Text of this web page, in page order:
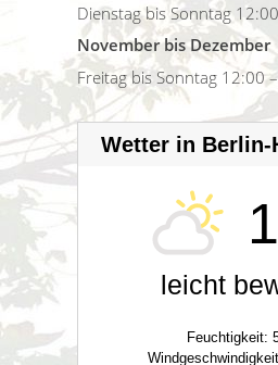
Dienstag bis Sonntag
November bis Dezember
Freitag bis Sonntag 12:00
Wetter in Berlin-
leicht
Feuchtigkeit: